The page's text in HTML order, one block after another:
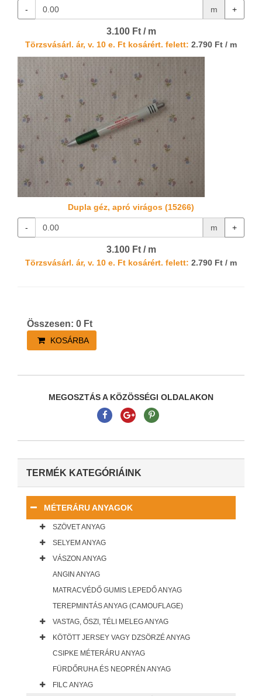
- m +
3.100 Ft / m
Törzsvásárl. ár, v. 10 e. Ft kosárért. felett: 2.790 Ft / m
Dupla géz, apró virágos (15266)
- m +
3.100 Ft / m
Törzsvásárl. ár, v. 10 e. Ft kosárért. felett: 2.790 Ft / m
Összesen: 0 Ft
KOSÁRBA
MEGOSZTÁS A KÖZÖSSÉGI OLDALAKON
TERMÉK KATEGÓRIÁINK
MÉTERÁRU ANYAGOK
SZÖVET ANYAG
SELYEM ANYAG
VÁSZON ANYAG
ANGIN ANYAG
MATRACVÉDŐ GUMIS LEPEDŐ ANYAG
TEREPMINTÁS ANYAG (CAMOUFLAGE)
VASTAG, ŐSZI, TÉLI MELEG ANYAG
KÖTÖTT JERSEY VAGY DZSÖRZÉ ANYAG
CSIPKE MÉTERÁRU ANYAG
FÜRDŐRUHA ÉS NEOPRÉN ANYAG
FILC ANYAG